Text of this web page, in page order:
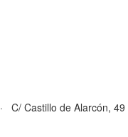
C/ Castillo de